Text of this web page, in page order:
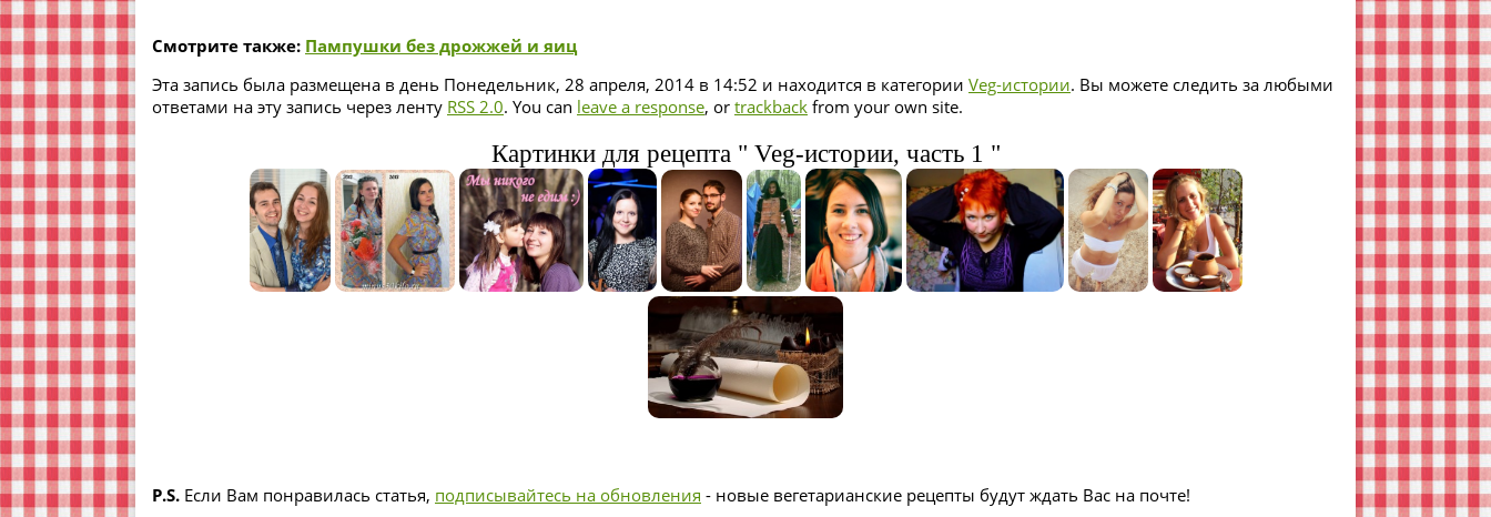
Смотрите также: Пампушки без дрожжей и яиц
Эта запись была размещена в день Понедельник, 28 апреля, 2014 в 14:52 и находится в категории Veg-истории. Вы можете следить за любыми
ответами на эту запись через ленту RSS 2.0. You can leave a response, or trackback from your own site.
Картинки для рецепта " Veg-истории, часть 1 "
P.S. Если Вам понравилась статья, подписывайтесь на обновления - новые вегетарианские рецепты будут ждать Вас на почте!